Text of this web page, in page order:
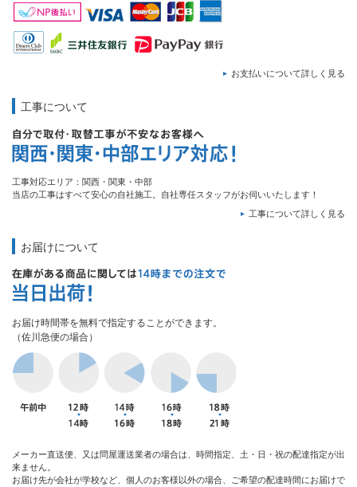
お支払いについて詳しく見る
工事について
工事対応エリア：関西・関東・中部
当店の工事はすべて安心の自社施工。自社専任スタッフがお伺いいたします！
工事について詳しく見る
お届けについて
お届け時間帯を無料で指定することができます。
（佐川急便の場合）
メーカー直送便、又は問屋運送業者の場合は、時間指定、土・日・祝の配達指定が出
来ません。
お届け先が会社が学校など、個人のお客様以外の場合、ご希望の配達時間にお届けで